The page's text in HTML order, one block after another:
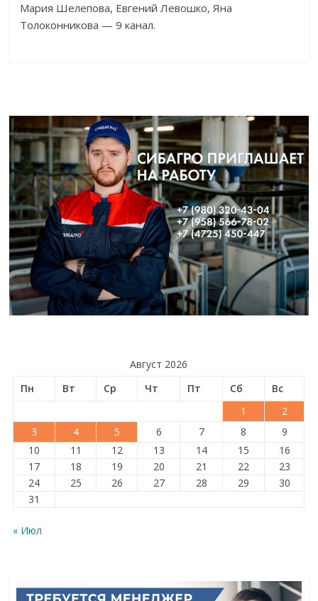
Мария Шелепова, Евгений Левошко, Яна
Толоконникова — 9 канал.
Август 2026
Пн
Вт Ср Чт Пт Сб
Вс
1
2
3
4 5 6 7 8
9
10
11 12 13 14 15
16
17
18 19 20 21 22
23
24
25 26 27 28 29
30
31
« Июл